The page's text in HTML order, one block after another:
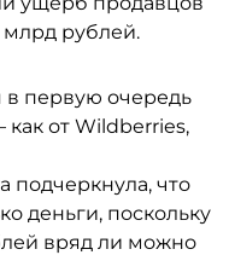
млрд рублей.
первую очередь
от Wildberries,
подчеркнула, что
деньги, поскольку
вряд ли можно